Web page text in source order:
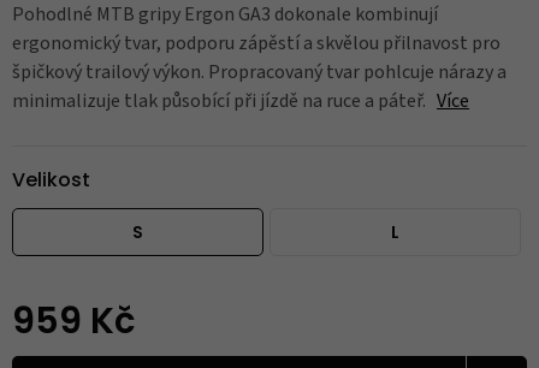
Pohodlné MTB gripy Ergon GA3 dokonale kombinují
ergonomický tvar, podporu zápěstí a skvělou přilnavost pro
špičkový trailový výkon. Propracovaný tvar pohlcuje nárazy a
minimalizuje tlak působící při jízdě na ruce a páteř. Více
Velikost
S L
959 Kč